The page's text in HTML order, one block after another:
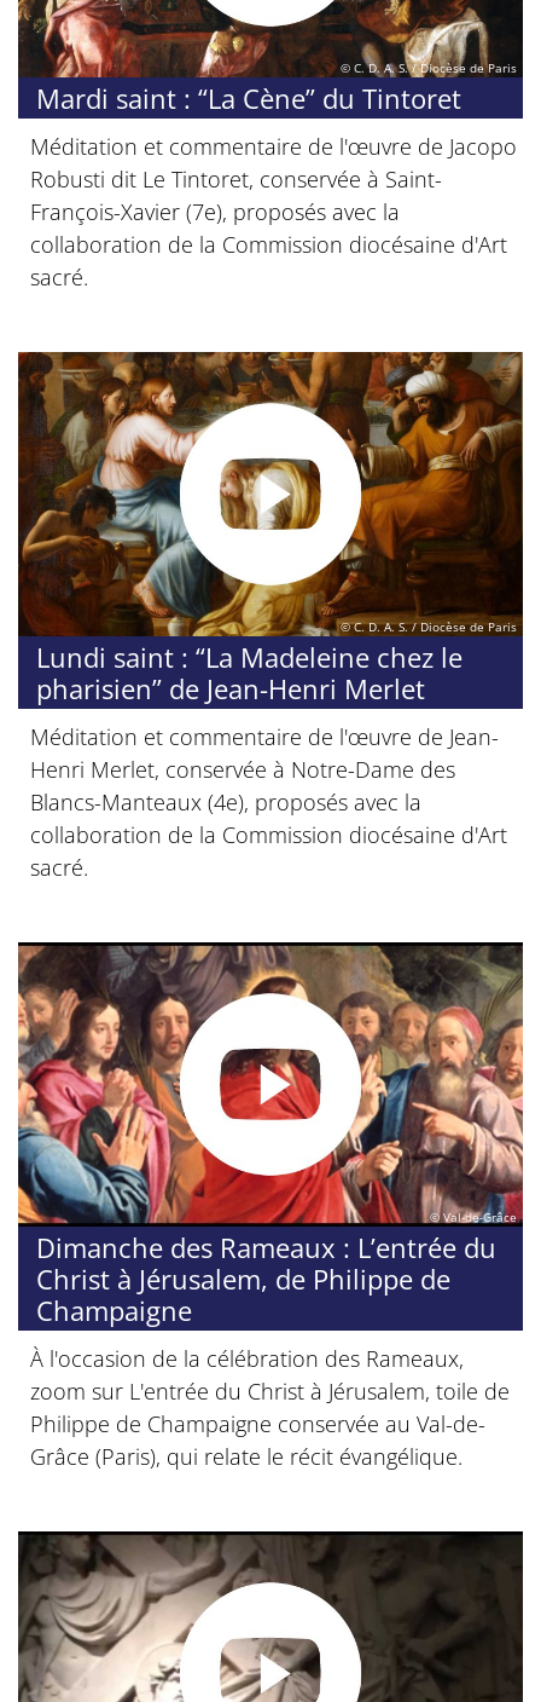
© C. D. A. S. / Diocèse de Paris
Mardi saint : “La Cène” du Tintoret
Méditation et commentaire de l'œuvre de Jacopo
Robusti dit Le Tintoret, conservée à Saint-
François-Xavier (7e), proposés avec la
collaboration de la Commission diocésaine d'Art
sacré.
© C. D. A. S. / Diocèse de Paris
Lundi saint : “La Madeleine chez le
pharisien” de Jean-Henri Merlet
Méditation et commentaire de l'œuvre de Jean-
Henri Merlet, conservée à Notre-Dame des
Blancs-Manteaux (4e), proposés avec la
collaboration de la Commission diocésaine d'Art
sacré.
© Val-de-Grâce
Dimanche des Rameaux : L’entrée du
Christ à Jérusalem, de Philippe de
Champaigne
À l'occasion de la célébration des Rameaux,
zoom sur L'entrée du Christ à Jérusalem, toile de
Philippe de Champaigne conservée au Val-de-
Grâce (Paris), qui relate le récit évangélique.